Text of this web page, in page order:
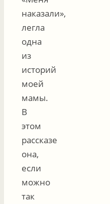
наказали»,
легла
одна
из
историй
моей
мамы.
В
этом
рассказе
она,
если
можно
так